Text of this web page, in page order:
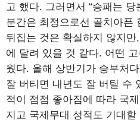
고 했다. 그러면서 “승패는
분간은 최정으로선 골치아픈
뒤집는 것은 확실하지 않지
에 달려 있을 것 같다. 어떤
웠다. 올해 상반기가 승부처
잘 버티면 내년도 잘 버틸 수
적이 점점 좋아짐에 따라 국
지고 국제무대 성적도 기대할